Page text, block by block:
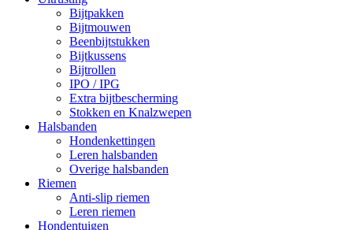
Bijtpakken
Bijtmouwen
Beenbijtstukken
Bijtkussens
Bijtrollen
IPO / IPG
Extra bijtbescherming
Stokken en Knalzwepen
Halsbanden
Hondenkettingen
Leren halsbanden
Overige halsbanden
Riemen
Anti-slip riemen
Leren riemen
Hondentuigen